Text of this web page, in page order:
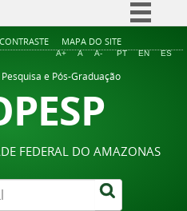
Simplifique!
Acesso à informação
MAPA DO SITE
A+ A A- PT EN ES
e Pós-Graduação
FEDERAL DO AMAZONAS